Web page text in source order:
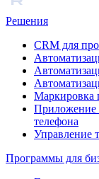
Решения
CRM для
Маркировка
Приложение
телефона
Управление
Программы для